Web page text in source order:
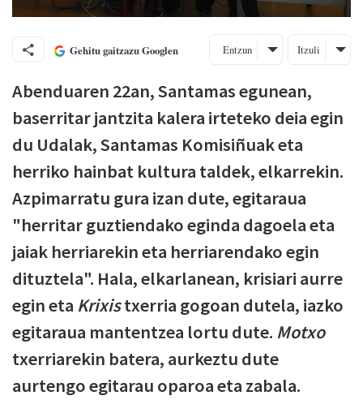
Gehitu gaitzazu Googlen Entzun Itzuli
Abenduaren 22an, Santamas egunean,
baserritar jantzita kalera irteteko deia egin
du Udalak, Santamas Komisiñuak eta
herriko hainbat kultura taldek, elkarrekin.
Azpimarratu gura izan dute, egitaraua
"herritar guztiendako eginda dagoela eta
jaiak herriarekin eta herriarendako egin
dituztela". Hala, elkarlanean, krisiari aurre
egin eta Krixistxerria gogoan dutela, iazko
egitaraua mantentzea lortu dute. Motxo
txerriarekin batera, aurkeztu dute
aurtengo egitarau oparoa eta zabala.